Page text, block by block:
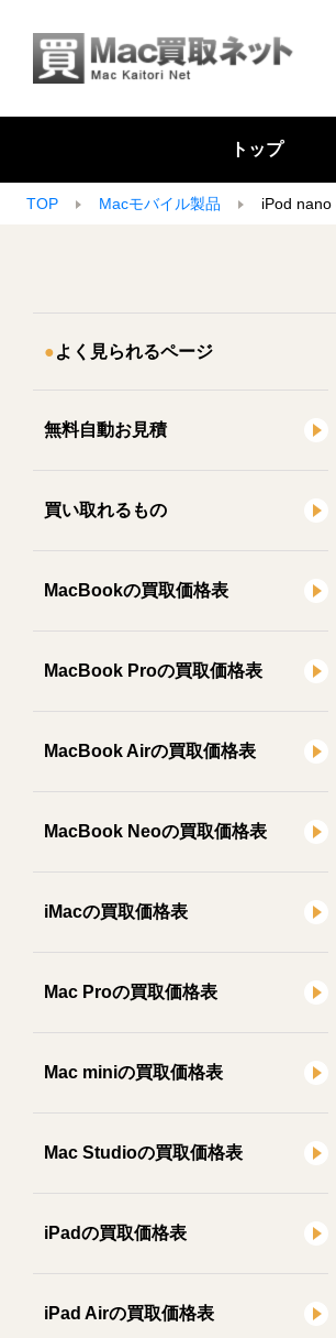
トップ
TOP Macモバイル製品 iPod
よく見られるページ
無料自動お見積
買い取れるもの
MacBookの買取価格表
MacBook Proの買取価格表
MacBook Airの買取価格表
MacBook Neoの買取価格表
iMacの買取価格表
Mac Proの買取価格表
Mac miniの買取価格表
Mac Studioの買取価格表
iPadの買取価格表
iPad Airの買取価格表